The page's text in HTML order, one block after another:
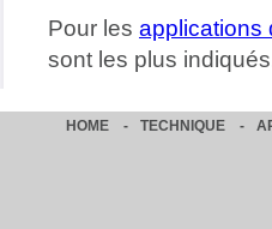
Pour les applications
sont les plus
HOME - TECHNIQUE -